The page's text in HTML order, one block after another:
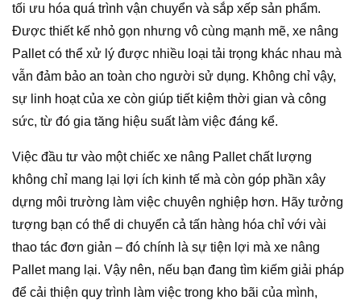
tối ưu hóa quá trình vận chuyển và sắp xếp sản phẩm.
Được thiết kế nhỏ gọn nhưng vô cùng mạnh mẽ, xe nâng
Pallet có thể xử lý được nhiều loại tải trọng khác nhau mà
vẫn đảm bảo an toàn cho người sử dụng. Không chỉ vậy,
sự linh hoạt của xe còn giúp tiết kiệm thời gian và công
sức, từ đó gia tăng hiệu suất làm việc đáng kể.
Việc đầu tư vào một chiếc xe nâng Pallet chất lượng
không chỉ mang lại lợi ích kinh tế mà còn góp phần xây
dựng môi trường làm việc chuyên nghiệp hơn. Hãy tưởng
tượng bạn có thể di chuyển cả tấn hàng hóa chỉ với vài
thao tác đơn giản – đó chính là sự tiện lợi mà xe nâng
Pallet mang lại. Vậy nên, nếu bạn đang tìm kiếm giải pháp
để cải thiện quy trình làm việc trong kho bãi của mình,